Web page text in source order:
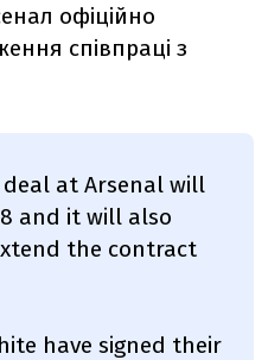
офіційно
співпраці з
deal at Arsenal will
and it will also
the contract
have signed their